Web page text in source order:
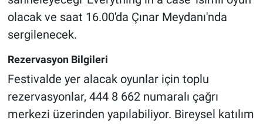
olacak ve saat 16.00'da Çınar Meydanı'nda
sergilenecek.
Rezervasyon Bilgileri
Festivalde yer alacak oyunlar için toplu
rezervasyonlar, 444 8 662 numaralı çağrı
merkezi üzerinden yapılabiliyor. Bireysel katılım